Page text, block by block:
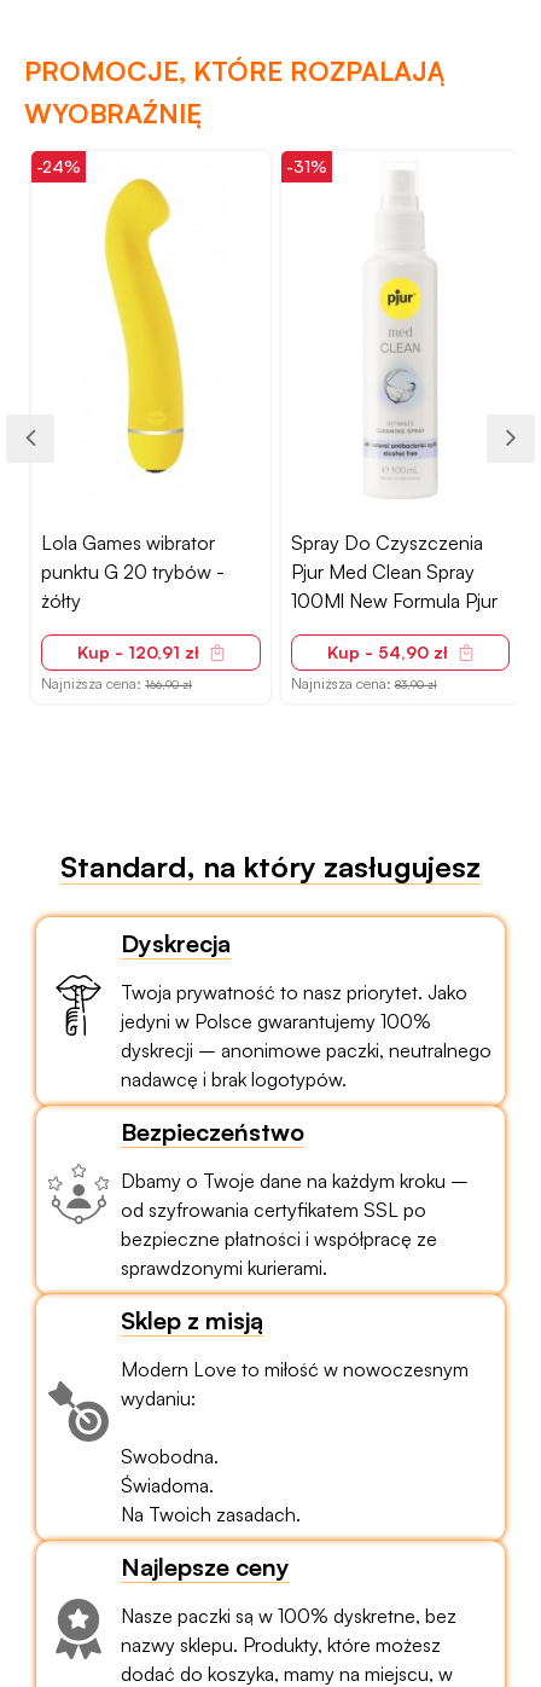
PROMOCJE, KTÓRE ROZPALAJĄ
WYOBRAŹNIĘ
-24%
Lola Games wibrator
punktu G 20 trybów -
żółty
Kup - 120,91 zł
Najniższa cena:166,90 zł
-31%
Spray Do Czyszczenia
Pjur Med Clean Spray
100Ml New Formula Pjur
Kup - 54,90 zł
Najniższa cena:83,90 zł
Standard, na który zasługujesz
Dyskrecja
Twoja prywatność to nasz priorytet. Jako
jedyni w Polsce gwarantujemy 100%
dyskrecji – anonimowe paczki, neutralnego
nadawcę i brak logotypów.
Bezpieczeństwo
Dbamy o Twoje dane na każdym kroku –
od szyfrowania certyfikatem SSL po
bezpieczne płatności i współpracę ze
sprawdzonymi kurierami.
Sklep z misją
Modern Love to miłość w nowoczesnym
wydaniu:
Swobodna.
Świadoma.
Na Twoich zasadach.
Najlepsze ceny
Nasze paczki są w 100% dyskretne, bez
nazwy sklepu. Produkty, które możesz
dodać do koszyka, mamy na miejscu, w